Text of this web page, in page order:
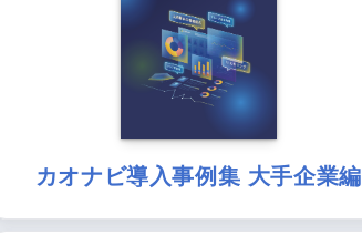
カオナビ導入事例集 大手企業編